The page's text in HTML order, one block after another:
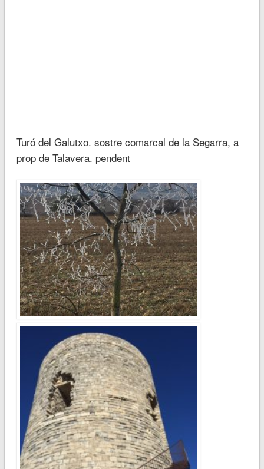
Turó del Galutxo. sostre comarcal de la Segarra, a
prop de Talavera. pendent